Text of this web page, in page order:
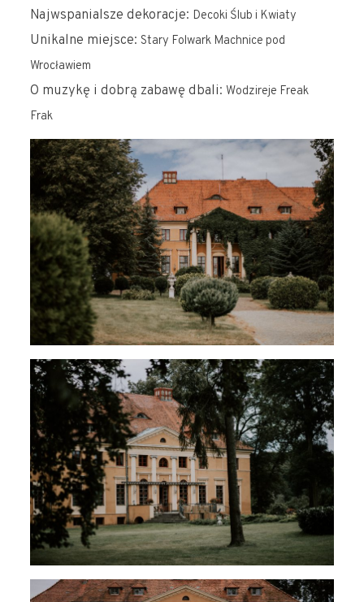
Najwspanialsze dekoracje: Decoki Ślub i Kwiaty
Unikalne miejsce:Stary Folwark Machnice pod
Wrocławiem
O muzykę i dobrą zabawę dbali: Wodzireje Freak
Frak